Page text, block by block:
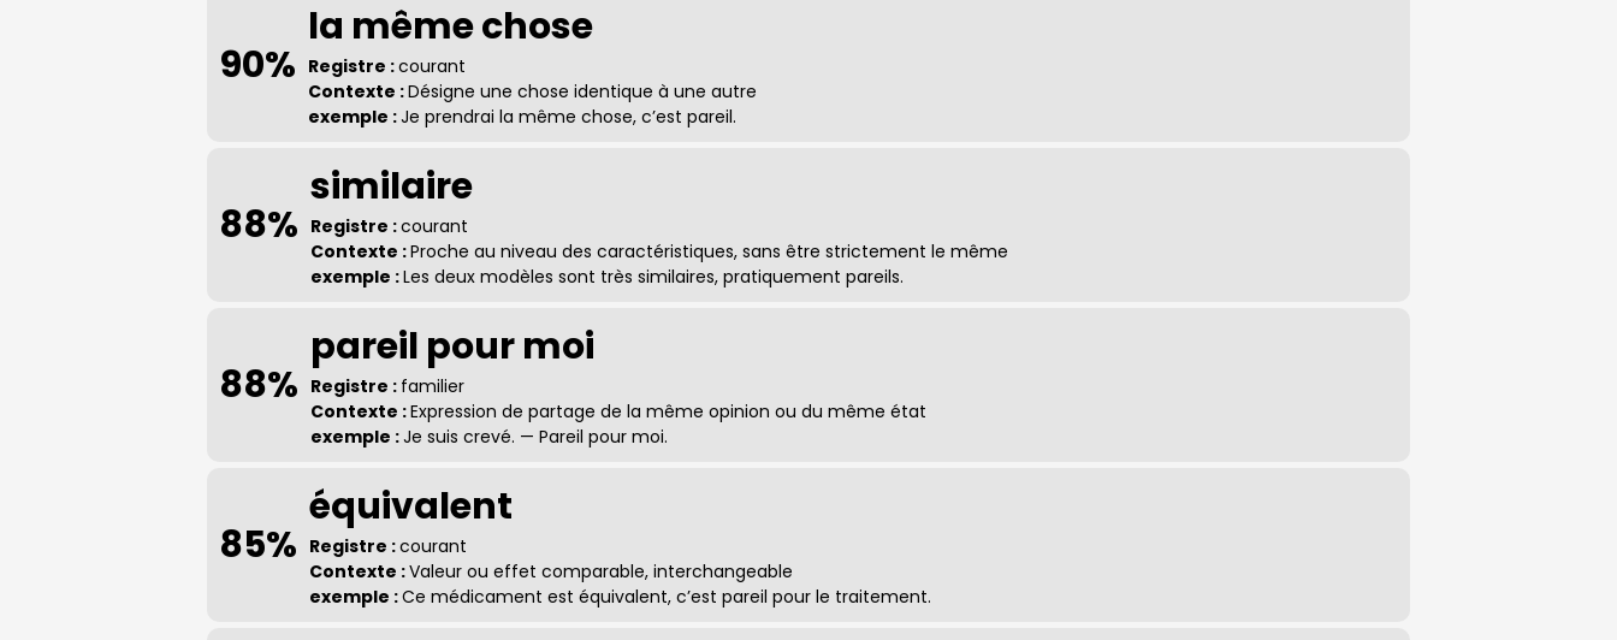
90%
la même chose
Registre :courant
Contexte :Désigne une chose identique à une autre
exemple :Je prendrai la même chose, c’est pareil.
88%
similaire
Registre :courant
Contexte :Proche au niveau des caractéristiques, sans être strictement le même
exemple :Les deux modèles sont très similaires, pratiquement pareils.
88%
pareil pour moi
Registre : familier
Contexte :Expression de partage de la même opinion ou du même état
exemple :Je suis crevé. — Pareil pour moi.
85%
équivalent
Registre :courant
Contexte :Valeur ou effet comparable, interchangeable
exemple :Ce médicament est équivalent, c’est pareil pour le traitement.